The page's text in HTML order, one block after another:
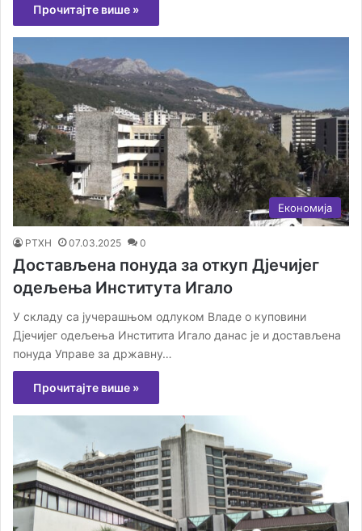
Прочитајте више »
Економија
РТХН 07.03.2025 0
Достављена понуда за откуп Дјечијег
одељења Института Игало
У складу са јучерашњом одлуком Владе о куповини
Дјечијег одељења Инститита Игало данас је и достављена
понуда Управе за државну…
Прочитајте више »